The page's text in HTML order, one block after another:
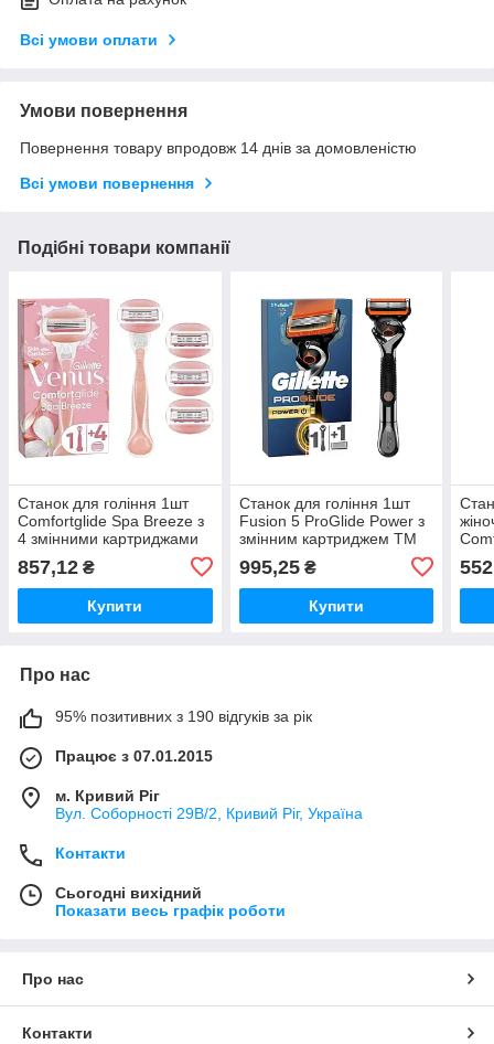
Всі умови оплати
Умови повернення
Повернення товару впродовж 14 днів за домовленістю
Всі умови повернення
Подібні товари компанії
Станок для голiння 1шт
Comfortglide Spa Breeze з
4 змінними картриджами
857,12 ₴
Купити
Станок для голiння 1шт
Fusion 5 ProGlide Power з
змінним картриджем ТМ
995,25₴
Купити
ТМ
Про нас
95% позитивних з 190 відгуків за рік
Працює з 07.01.2015
м. Кривий Ріг
Вул. Соборності 29В/2, Кривий Ріг, Україна
Контакти
Сьогодні вихідний
Показати весь графік роботи
Про нас
Контакти